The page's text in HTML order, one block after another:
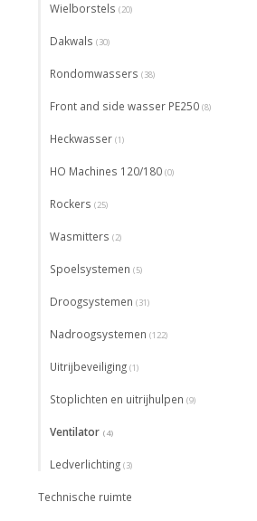
Wielborstels (20)
Dakwals (30)
Rondomwassers (38)
Front and side wasser PE250 (8)
Heckwasser (1)
HO Machines 120/180 (0)
Rockers (25)
Wasmitters (2)
Spoelsystemen (5)
Droogsystemen (31)
Nadroogsystemen (122)
Uitrijbeveiliging (1)
Stoplichten en uitrijhulpen (9)
Ventilator (4)
Ledverlichting (3)
Technische ruimte